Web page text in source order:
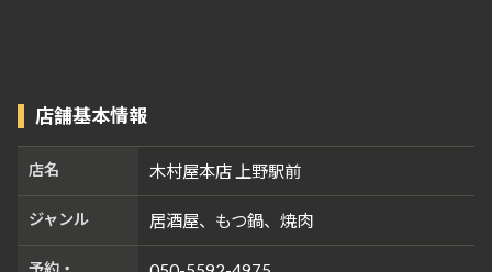
店舗基本情報
店名 木村屋本店 上野駅前
ジャンル 居酒屋、もつ鍋、焼肉
予約・